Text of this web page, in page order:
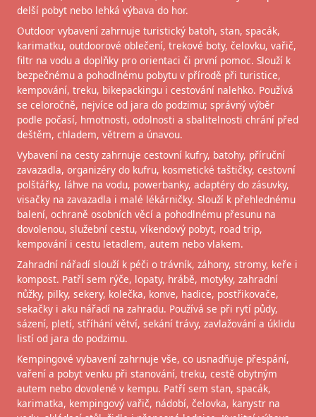
delší pobyt nebo lehká výbava do hor.
Outdoor vybavení zahrnuje turistický batoh, stan, spacák,
karimatku, outdoorové oblečení, trekové boty, čelovku, vařič,
filtr na vodu a doplňky pro orientaci či první pomoc. Slouží k
bezpečnému a pohodlnému pobytu v přírodě při turistice,
kempování, treku, bikepackingu i cestování nalehko. Používá
se celoročně, nejvíce od jara do podzimu; správný výběr
podle počasí, hmotnosti, odolnosti a sbalitelnosti chrání před
deštěm, chladem, větrem a únavou.
Vybavení na cesty zahrnuje cestovní kufry, batohy, příruční
zavazadla, organizéry do kufru, kosmetické taštičky, cestovní
polštářky, láhve na vodu, powerbanky, adaptéry do zásuvky,
visačky na zavazadla i malé lékárničky. Slouží k přehlednému
balení, ochraně osobních věcí a pohodlnému přesunu na
dovolenou, služební cestu, víkendový pobyt, road trip,
kempování i cestu letadlem, autem nebo vlakem.
Zahradní nářadí slouží k péči o trávník, záhony, stromy, keře i
kompost. Patří sem rýče, lopaty, hrábě, motyky, zahradní
nůžky, pilky, sekery, kolečka, konve, hadice, postřikovače,
sekačky i aku nářadí na zahradu. Používá se při rytí půdy,
sázení, pletí, stříhání větví, sekání trávy, zavlažování a úklidu
listí od jara do podzimu.
Kempingové vybavení zahrnuje vše, co usnadňuje přespání,
vaření a pobyt venku při stanování, treku, cestě obytným
autem nebo dovolené v kempu. Patří sem stan, spacák,
karimatka, kempingový vařič, nádobí, čelovka, kanystr na